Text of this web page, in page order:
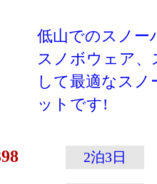
低山でのスノー
スノボウェア
して最適なス
ットです!
こその温かさ
えた高性能ウェ
2泊3日